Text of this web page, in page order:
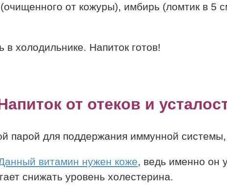
от кожуры), имбирь (ломтик в 5
холодильнике. Напиток готов!
от отеков и
парой для поддержания иммунной
витамин нужен коже, ведь именно он
снижать уровень холестерина.